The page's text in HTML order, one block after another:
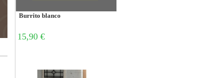
Burrito blanco
15,90 €